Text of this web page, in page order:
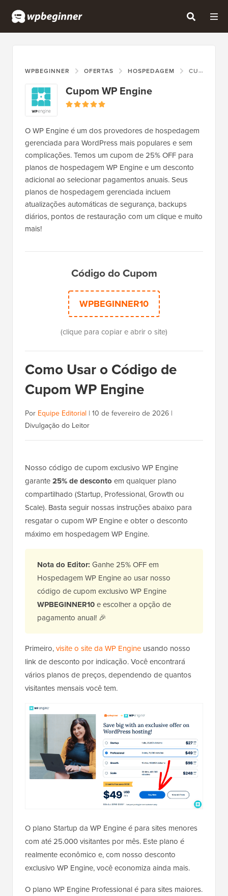
WPBEGINNER OFERTAS HOSPEDAGEM CUPOM WP ENGINE
Cupom WP Engine
O WP Engine é um dos provedores de hospedagem
gerenciada para WordPress mais populares e sem
complicações. Temos um cupom de 25% OFF para
planos de hospedagem WP Engine e um desconto
adicional ao selecionar pagamentos anuais. Seus
planos de hospedagem gerenciada incluem
atualizações automáticas de segurança, backups
diários, pontos de restauração com um clique e muito
mais!
Código do Cupom
WPBEGINNER10
(clique para copiar e abrir o site)
Como Usar o Código de
Cupom WP Engine
Por Equipe Editorial | 10 de fevereiro de 2026 |
Divulgação do Leitor
Nosso código de cupom exclusivo WP Engine
garante25% de desconto em qualquer plano
compartilhado (Startup, Professional, Growth ou
Scale). Basta seguir nossas instruções abaixo para
resgatar o cupom WP Engine e obter o desconto
máximo em hospedagem WP Engine.
Nota do Editor: Ganhe 25% OFF em
Hospedagem WP Engine ao usar nosso
código de cupom exclusivo WP Engine
WPBEGINNER10e escolher a opção de
pagamento anual! 🎉
Primeiro,visite o site da WP Engine usando nosso
link de desconto por indicação. Você encontrará
vários planos de preços, dependendo de quantos
visitantes mensais você tem.
O plano Startup da WP Engine é para sites menores
com até 25.000 visitantes por mês. Este plano é
realmente econômico e, com nosso desconto
exclusivo WP Engine, você economiza ainda mais.
O plano WP Engine Professional é para sites maiores.